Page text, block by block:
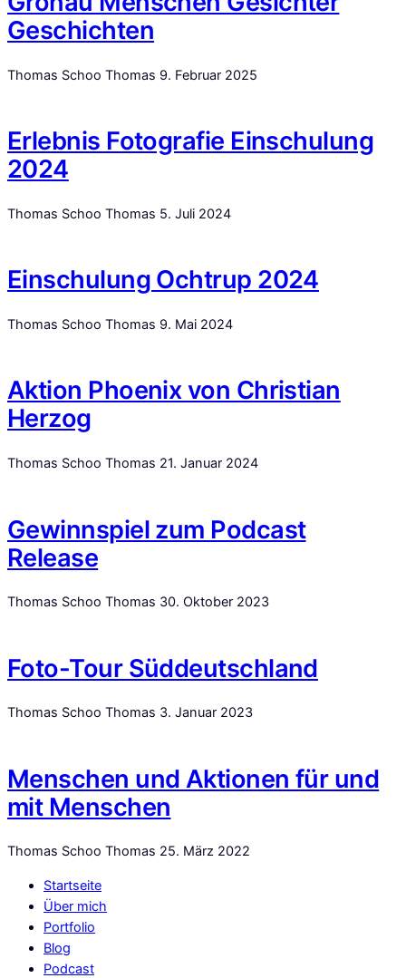
Geschichten
Thomas Schoo Thomas 9. Februar 2025
Erlebnis Fotografie Einschulung
2024
Thomas Schoo Thomas 5. Juli 2024
Einschulung Ochtrup 2024
Thomas Schoo Thomas 9. Mai 2024
Aktion Phoenix von Christian
Herzog
Thomas Schoo Thomas 21. Januar 2024
Gewinnspiel zum Podcast
Release
Thomas Schoo Thomas 30. Oktober 2023
Foto-Tour Süddeutschland
Thomas Schoo Thomas 3. Januar 2023
Menschen und Aktionen für und
mit Menschen
Thomas Schoo Thomas 25. März 2022
Startseite
Über mich
Portfolio
Blog
Podcast